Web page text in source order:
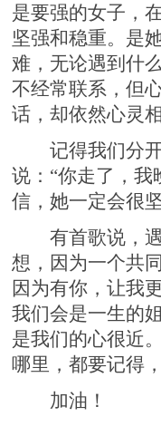
是要强的女子，
坚强和稳重。是
难，无论遇到什
不经常联系，但
话，却依然心灵相
记得我们分
说：“你走了，我
信，她一定会很
有首歌说，
想，因为一个共
因为有你，让我
我们会是一生的
是我们的心很近
哪里，都要记得
加油！